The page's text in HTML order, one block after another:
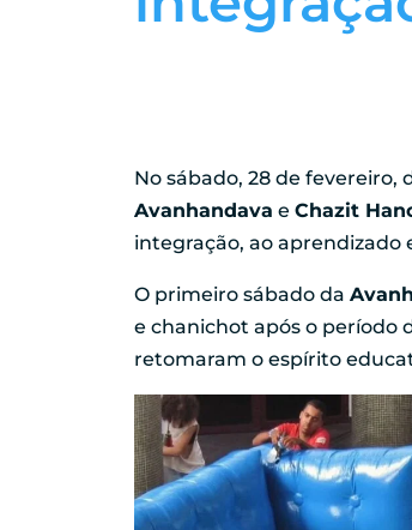
No sábado, 28 de fevereiro,
Avanhandava e Chazit
integração, ao aprendizado
O primeiro sábado da
e chanichot após o período
retomaram o espírito